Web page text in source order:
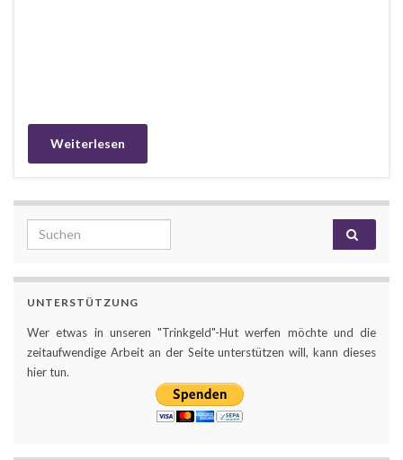
Weiterlesen
Search for:
UNTERSTÜTZUNG
Wer etwas in unseren "Trinkgeld"-Hut werfen möchte und die
zeitaufwendige Arbeit an der Seite unterstützen will, kann dieses
hier tun.